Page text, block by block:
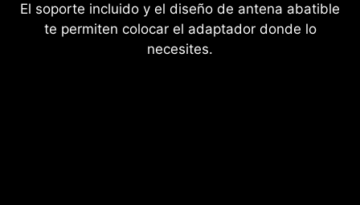
El soporte incluido y el diseño de antena abatible
te permiten colocar el adaptador donde lo
necesites.